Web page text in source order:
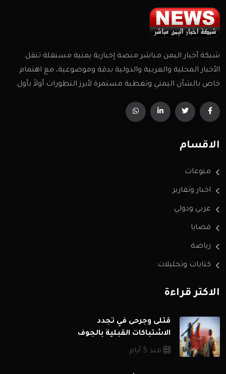
شبكة أخبار اليمن مباشر منصة إخبارية يمنية مستقلة تنقل
الأخبار المحلية والعربية والدولية بدقة وموضوعية، مع اهتمام
خاص بالشأن اليمني وتغطية مستمرة لأبرز التطورات أولاً بأول.
الاقسام
منوعات
اخبار وتقارير
عربي ودولي
قضايا
رياضة
كتابات وتحليلات
الاكثر قراءة
قتلى وجرحى في تجدد
الاشتباكات القبلية بالجوف
منذ 5 أيام